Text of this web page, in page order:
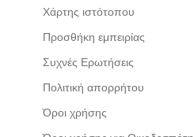
Χάρτης ιστότοπου
Προσθήκη εμπειρίας
Συχνές Ερωτήσεις
Πολιτική απορρήτου
Όροι χρήσης